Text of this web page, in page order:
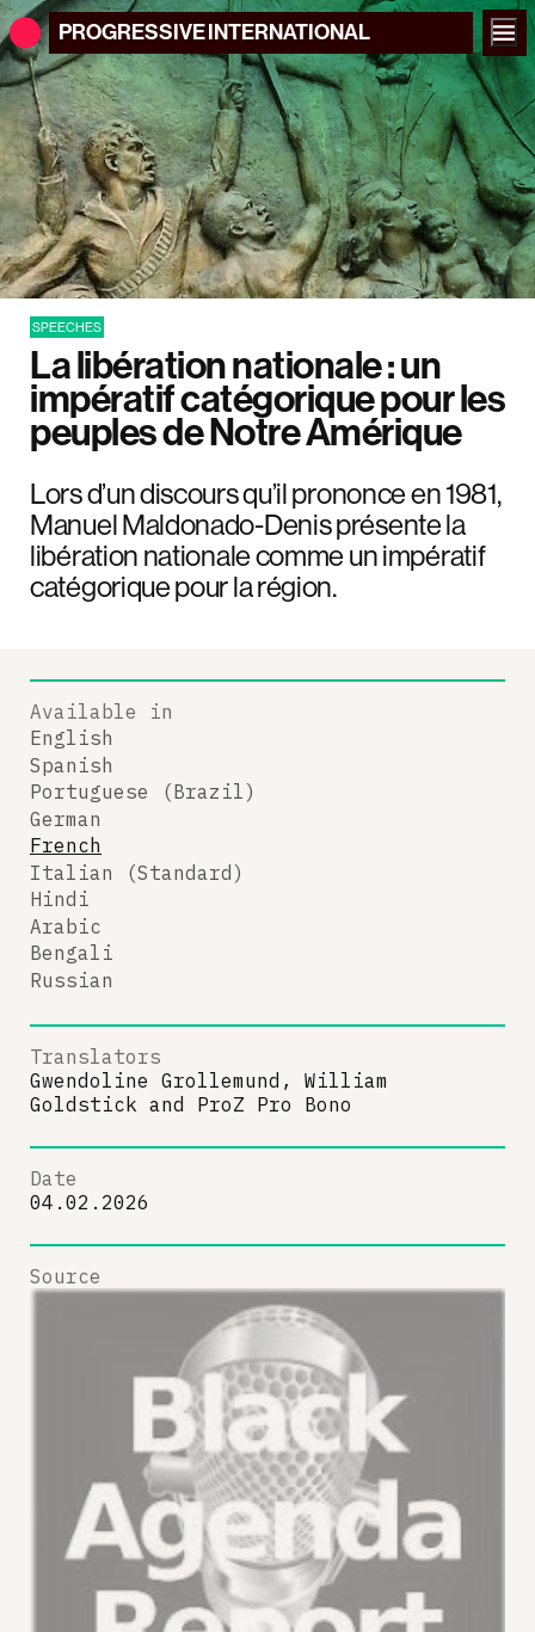
PROGRESSIVEINTERNATIONAL
SPEECHES
La libération nationale : un
impératif catégorique pour les
peuples de Notre Amérique
Lors d’un discours qu’il prononce en 1981,
Manuel Maldonado-Denis présente la
libération nationale comme un impératif
catégorique pour la région.
Available in
English
Spanish
Portuguese (Brazil)
German
French
Italian (Standard)
Hindi
Arabic
Bengali
Russian
Translators
Gwendoline Grollemund, William
Goldstick and ProZ Pro Bono
Date
04.02.2026
Source